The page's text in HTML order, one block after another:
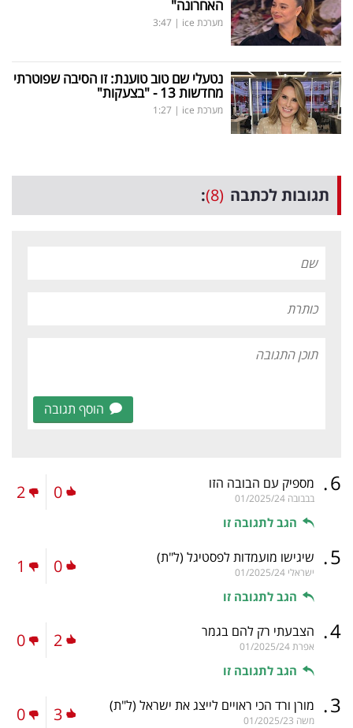
האחרונה"
מערכת ice |
3:47
נטעלי שם טוב טוענת: זו הסיבה שפוטרתי
מחדשות 13 - "בצעקות"
מערכת ice |
1:27
תגובות לכתבה (8)
:
הוסף תגובה
6
. מספיק עם הבובה הזו
בבבובה 01/2025/24
הגב לתגובה זו
0
2
5
. שיגישו מועמדות לפסטיגל (ל"ת)
ישראלי 01/2025/24
הגב לתגובה זו
0
1
4
. הצבעתי רק להם בגמר
אפרת01/2025/24
הגב לתגובה זו
2
0
3
. מורן ורד הכי ראויים לייצג את ישראל (ל"ת)
משה 01/2025/23
3
0